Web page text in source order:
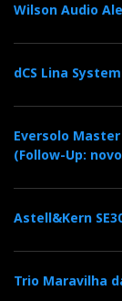
contacte:
Rui Calado -
Wilson Audio
dCS Lina
Eversolo
(Follow-Up:
Astell&Kern
Trio Maravilha